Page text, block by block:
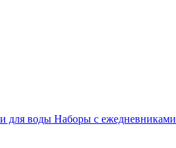
для воды Наборы с ежедневниками